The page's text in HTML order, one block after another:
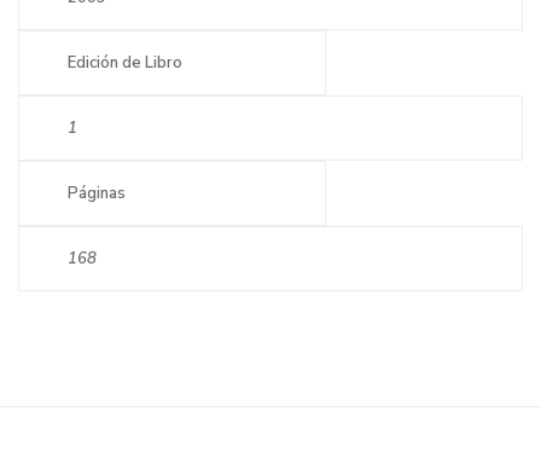
Edición de Libro
1
Páginas
168